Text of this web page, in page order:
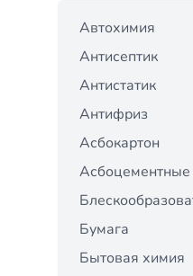
Автохимия
Антисептик
Антистатик
Антифриз
Асбокартон
Асбоцементные
Бумага
Бытовая химия